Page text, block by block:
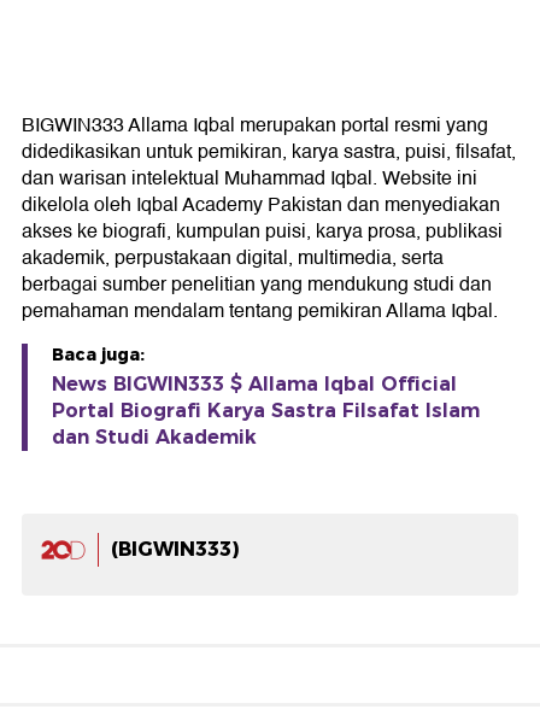
BIGWIN333 Allama Iqbal merupakan portal resmi yang
didedikasikan untuk pemikiran, karya sastra, puisi, filsafat,
dan warisan intelektual Muhammad Iqbal. Website ini
dikelola oleh Iqbal Academy Pakistan dan menyediakan
akses ke biografi, kumpulan puisi, karya prosa, publikasi
akademik, perpustakaan digital, multimedia, serta
berbagai sumber penelitian yang mendukung studi dan
pemahaman mendalam tentang pemikiran Allama Iqbal.
Baca juga:
News BIGWIN333 $ Allama Iqbal Official
Portal Biografi Karya Sastra Filsafat Islam
dan Studi Akademik
(BIGWIN333)